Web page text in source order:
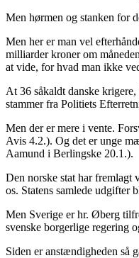
Men hørmen og stanken for
Men her er man vel
milliarder kroner om
at vide, for hvad man ikke
At 36 såkaldt danske
stammer fra Politiets
Men der er mere i vente.
Avis 4.2.). Og det er unge
Aamund i Berlingske 20.1.).
Den norske stat har fremlagt
os. Statens samlede
Men Sverige er hr. Øberg
svenske borgerlige regering
Siden er anstændigheden så